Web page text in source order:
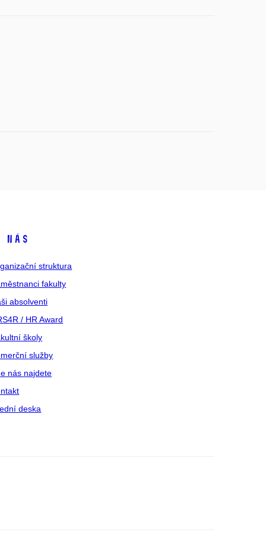
nás
struktura
fakulty
absolventi
/ HR Award
školy
služby
nás najdete
deska